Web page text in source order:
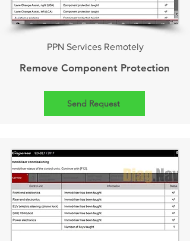
PPN Services Remotely
Remove Component Protection
Send Request